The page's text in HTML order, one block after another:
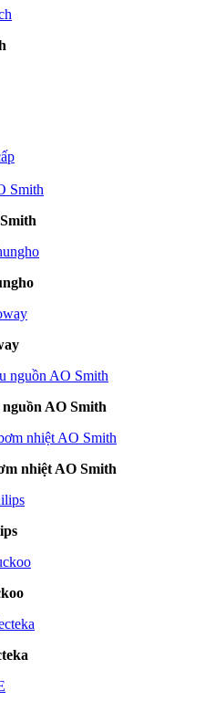
AO Smith
nhiệt AO Smith